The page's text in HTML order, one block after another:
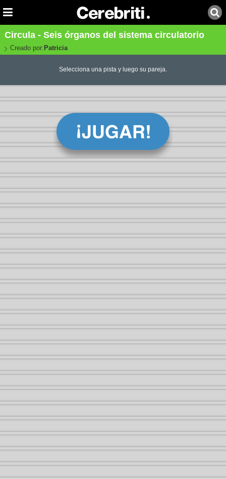
Circula - Seis órganos del sistema circulatorio
Creado por: Patricia
Selecciona una pista y luego su pareja.